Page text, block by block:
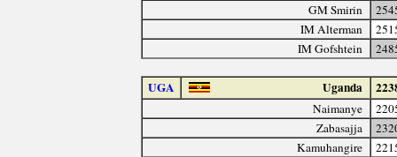
GM Smirin
IM Alterman
IM Gofshtein
UGA Uganda
Naimanye
Zabasajja
Kamuhangire